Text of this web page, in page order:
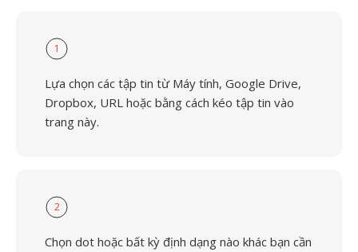
1
Lựa chọn các tập tin từ Máy tính, Google Drive,
Dropbox, URL hoặc bằng cách kéo tập tin vào
trang này.
2
Chọn dot hoặc bất kỳ định dạng nào khác bạn cần